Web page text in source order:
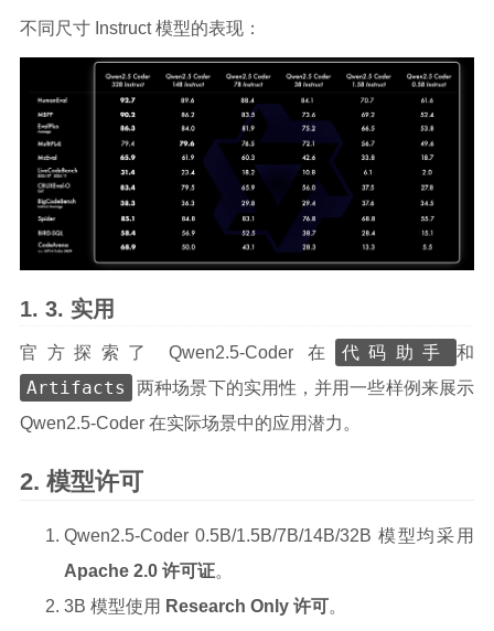
不同尺寸 Instruct 模型的表现：
实用
官方探索了 Qwen2.5-Coder 在 代码助手 和
Artifacts
两种场景下的实用性，并用一些样例来展示
Qwen2.5-Coder 在实际场景中的应用潜力。
模型许可
Qwen2.5-Coder 0.5B/1.5B/7B/14B/32B 模型均采用
Apache 2.0 许可证。
3B 模型使用 Research Only 许可。